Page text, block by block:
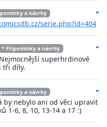
a návrhy
serie.php?id=404
* Připomínky a návrhy
superhrdinové
tři díly.
a návrhy
by nebylo ani od věci upravit
1-6, 8, 10, 13-14 a 17 :)